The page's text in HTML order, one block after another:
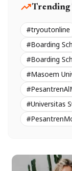
trending_upTrending
#tryoutonline
#Boarding
#Boarding
#Masoem
#Universitas